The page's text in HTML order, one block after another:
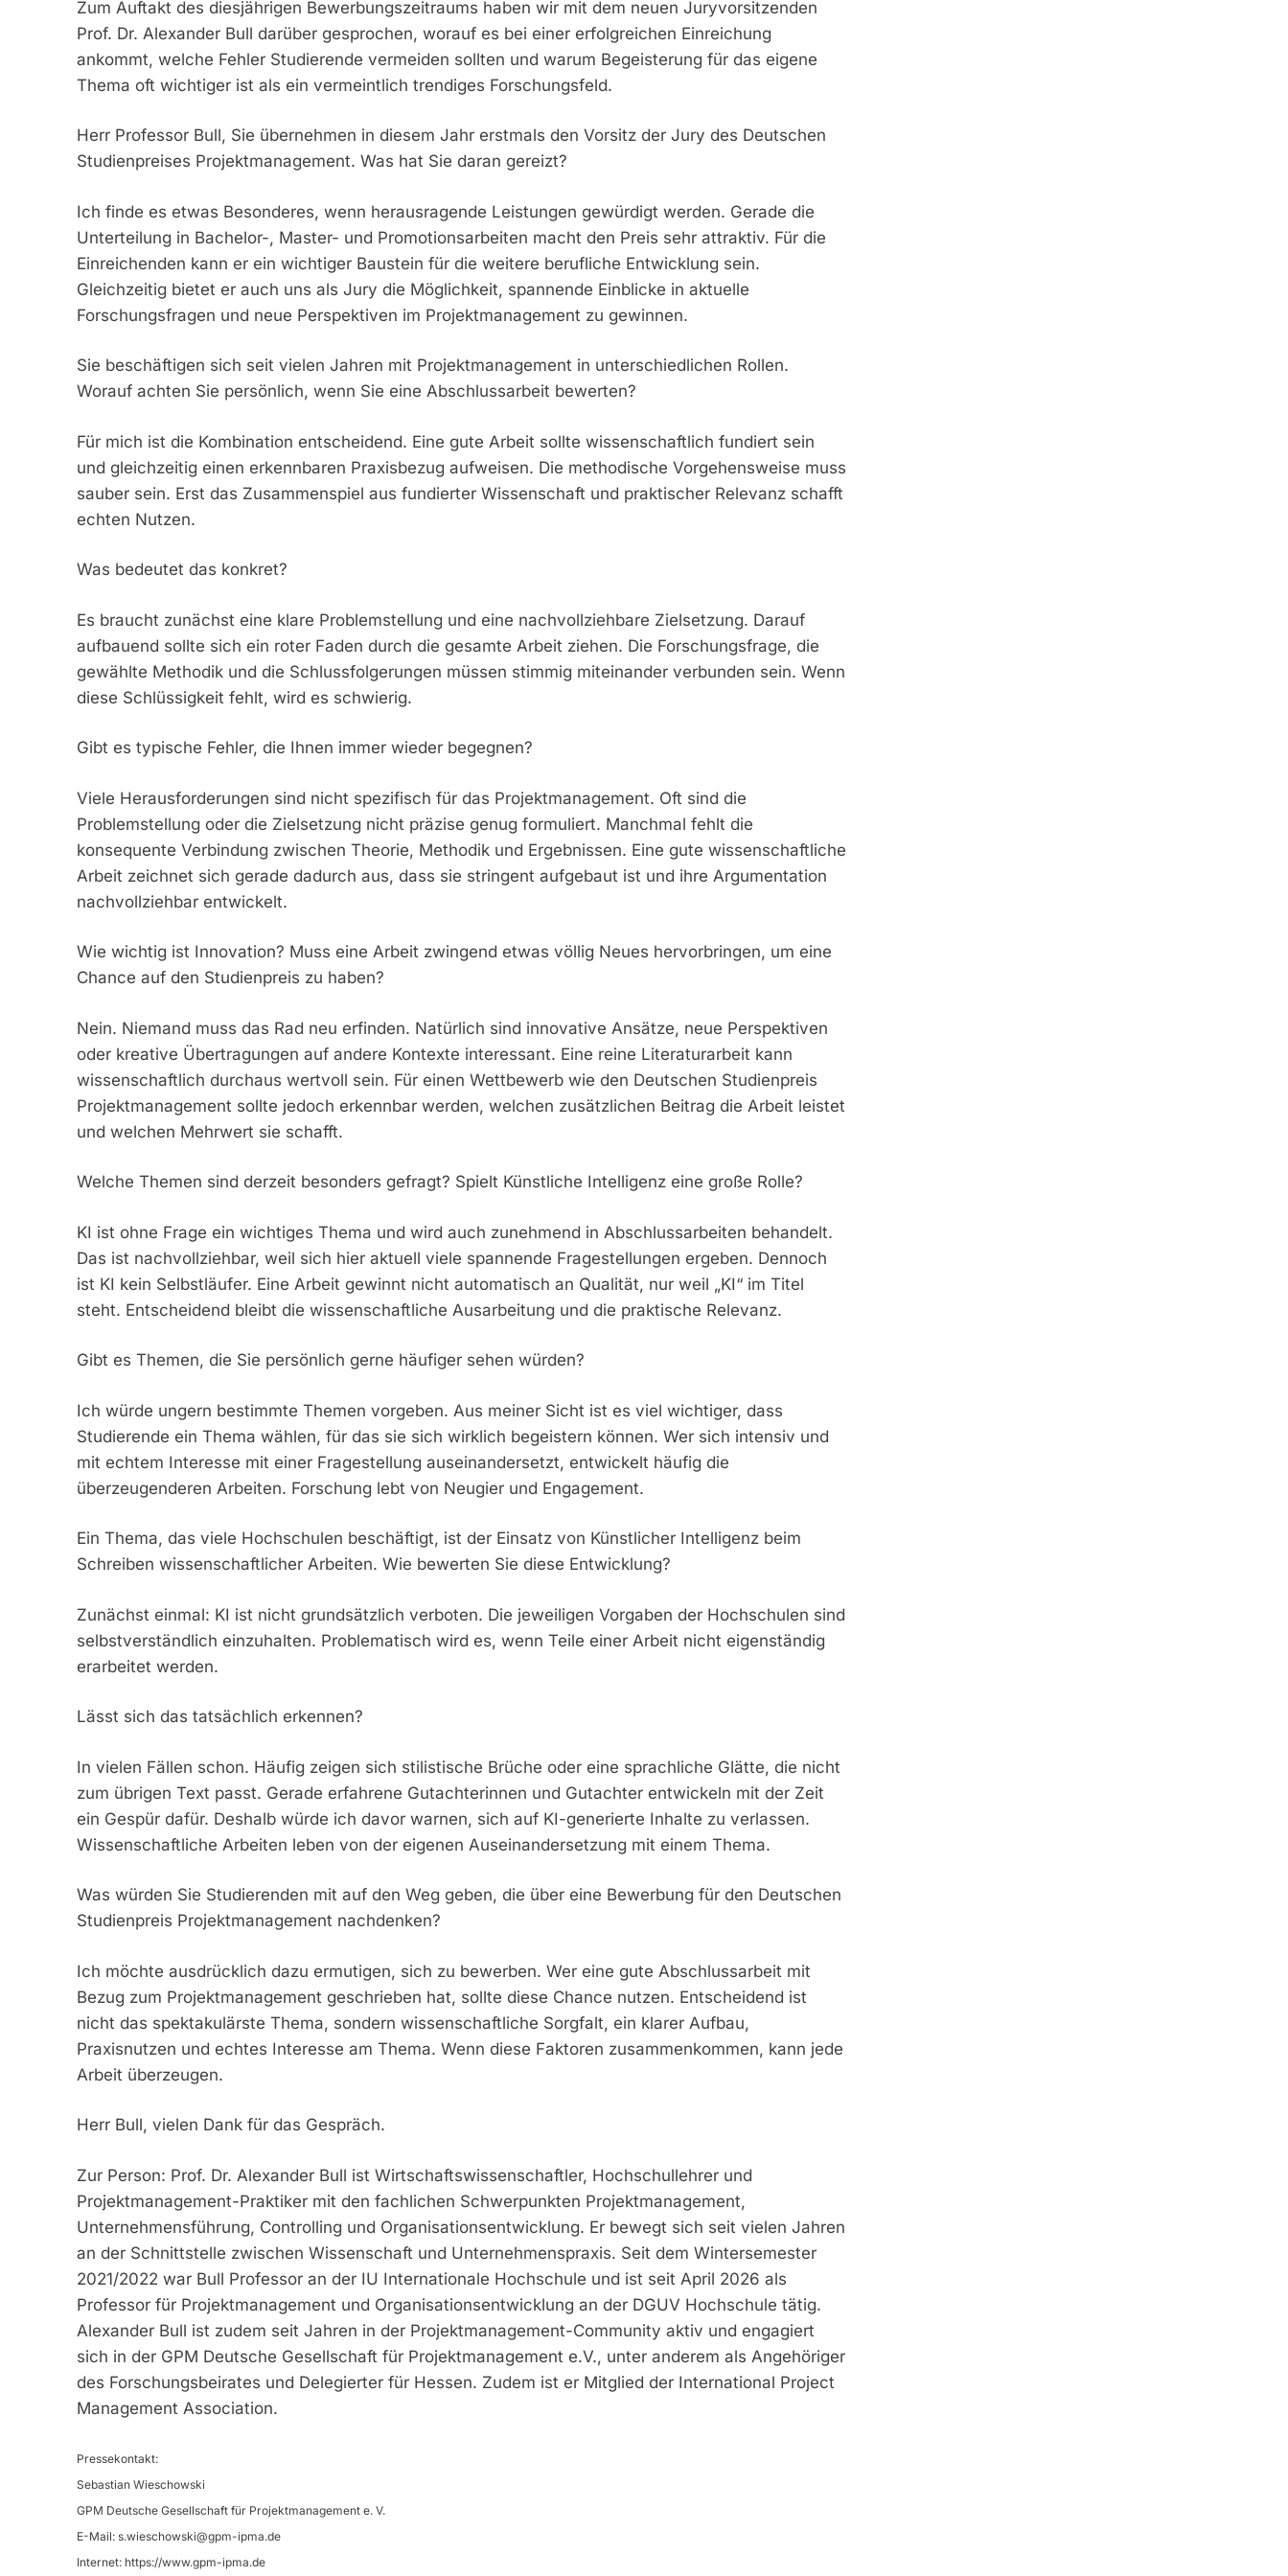
Zum Auftakt des diesjährigen Bewerbungszeitraums haben wir mit dem neuen Juryvorsitzenden
Prof. Dr. Alexander Bull darüber gesprochen, worauf es bei einer erfolgreichen Einreichung
ankommt, welche Fehler Studierende vermeiden sollten und warum Begeisterung für das eigene
Thema oft wichtiger ist als ein vermeintlich trendiges Forschungsfeld.
Herr Professor Bull, Sie übernehmen in diesem Jahr erstmals den Vorsitz der Jury des Deutschen
Studienpreises Projektmanagement. Was hat Sie daran gereizt?
Ich finde es etwas Besonderes, wenn herausragende Leistungen gewürdigt werden. Gerade die
Unterteilung in Bachelor-, Master- und Promotionsarbeiten macht den Preis sehr attraktiv. Für die
Einreichenden kann er ein wichtiger Baustein für die weitere berufliche Entwicklung sein.
Gleichzeitig bietet er auch uns als Jury die Möglichkeit, spannende Einblicke in aktuelle
Forschungsfragen und neue Perspektiven im Projektmanagement zu gewinnen.
Sie beschäftigen sich seit vielen Jahren mit Projektmanagement in unterschiedlichen Rollen.
Worauf achten Sie persönlich, wenn Sie eine Abschlussarbeit bewerten?
Für mich ist die Kombination entscheidend. Eine gute Arbeit sollte wissenschaftlich fundiert sein
und gleichzeitig einen erkennbaren Praxisbezug aufweisen. Die methodische Vorgehensweise muss
sauber sein. Erst das Zusammenspiel aus fundierter Wissenschaft und praktischer Relevanz schafft
echten Nutzen.
Was bedeutet das konkret?
Es braucht zunächst eine klare Problemstellung und eine nachvollziehbare Zielsetzung. Darauf
aufbauend sollte sich ein roter Faden durch die gesamte Arbeit ziehen. Die Forschungsfrage, die
gewählte Methodik und die Schlussfolgerungen müssen stimmig miteinander verbunden sein. Wenn
diese Schlüssigkeit fehlt, wird es schwierig.
Gibt es typische Fehler, die Ihnen immer wieder begegnen?
Viele Herausforderungen sind nicht spezifisch für das Projektmanagement. Oft sind die
Problemstellung oder die Zielsetzung nicht präzise genug formuliert. Manchmal fehlt die
konsequente Verbindung zwischen Theorie, Methodik und Ergebnissen. Eine gute wissenschaftliche
Arbeit zeichnet sich gerade dadurch aus, dass sie stringent aufgebaut ist und ihre Argumentation
nachvollziehbar entwickelt.
Wie wichtig ist Innovation? Muss eine Arbeit zwingend etwas völlig Neues hervorbringen, um eine
Chance auf den Studienpreis zu haben?
Nein. Niemand muss das Rad neu erfinden. Natürlich sind innovative Ansätze, neue Perspektiven
oder kreative Übertragungen auf andere Kontexte interessant. Eine reine Literaturarbeit kann
wissenschaftlich durchaus wertvoll sein. Für einen Wettbewerb wie den Deutschen Studienpreis
Projektmanagement sollte jedoch erkennbar werden, welchen zusätzlichen Beitrag die Arbeit leistet
und welchen Mehrwert sie schafft.
Welche Themen sind derzeit besonders gefragt? Spielt Künstliche Intelligenz eine große Rolle?
KI ist ohne Frage ein wichtiges Thema und wird auch zunehmend in Abschlussarbeiten behandelt.
Das ist nachvollziehbar, weil sich hier aktuell viele spannende Fragestellungen ergeben. Dennoch
ist KI kein Selbstläufer. Eine Arbeit gewinnt nicht automatisch an Qualität, nur weil „KI“ im Titel
steht. Entscheidend bleibt die wissenschaftliche Ausarbeitung und die praktische Relevanz.
Gibt es Themen, die Sie persönlich gerne häufiger sehen würden?
Ich würde ungern bestimmte Themen vorgeben. Aus meiner Sicht ist es viel wichtiger, dass
Studierende ein Thema wählen, für das sie sich wirklich begeistern können. Wer sich intensiv und
mit echtem Interesse mit einer Fragestellung auseinandersetzt, entwickelt häufig die
überzeugenderen Arbeiten. Forschung lebt von Neugier und Engagement.
Ein Thema, das viele Hochschulen beschäftigt, ist der Einsatz von Künstlicher Intelligenz beim
Schreiben wissenschaftlicher Arbeiten. Wie bewerten Sie diese Entwicklung?
Zunächst einmal: KI ist nicht grundsätzlich verboten. Die jeweiligen Vorgaben der Hochschulen sind
selbstverständlich einzuhalten. Problematisch wird es, wenn Teile einer Arbeit nicht eigenständig
erarbeitet werden.
Lässt sich das tatsächlich erkennen?
In vielen Fällen schon. Häufig zeigen sich stilistische Brüche oder eine sprachliche Glätte, die nicht
zum übrigen Text passt. Gerade erfahrene Gutachterinnen und Gutachter entwickeln mit der Zeit
ein Gespür dafür. Deshalb würde ich davor warnen, sich auf KI-generierte Inhalte zu verlassen.
Wissenschaftliche Arbeiten leben von der eigenen Auseinandersetzung mit einem Thema.
Was würden Sie Studierenden mit auf den Weg geben, die über eine Bewerbung für den Deutschen
Studienpreis Projektmanagement nachdenken?
Ich möchte ausdrücklich dazu ermutigen, sich zu bewerben. Wer eine gute Abschlussarbeit mit
Bezug zum Projektmanagement geschrieben hat, sollte diese Chance nutzen. Entscheidend ist
nicht das spektakulärste Thema, sondern wissenschaftliche Sorgfalt, ein klarer Aufbau,
Praxisnutzen und echtes Interesse am Thema. Wenn diese Faktoren zusammenkommen, kann jede
Arbeit überzeugen.
Herr Bull, vielen Dank für das Gespräch.
Zur Person: Prof. Dr. Alexander Bull ist Wirtschaftswissenschaftler, Hochschullehrer und
Projektmanagement-Praktiker mit den fachlichen Schwerpunkten Projektmanagement,
Unternehmensführung, Controlling und Organisationsentwicklung. Er bewegt sich seit vielen Jahren
an der Schnittstelle zwischen Wissenschaft und Unternehmenspraxis. Seit dem Wintersemester
2021/2022 war Bull Professor an der IU Internationale Hochschule und ist seit April 2026 als
Professor für Projektmanagement und Organisationsentwicklung an der DGUV Hochschule tätig.
Alexander Bull ist zudem seit Jahren in der Projektmanagement-Community aktiv und engagiert
sich in der GPM Deutsche Gesellschaft für Projektmanagement e.V., unter anderem als Angehöriger
des Forschungsbeirates und Delegierter für Hessen. Zudem ist er Mitglied der International Project
Management Association.
Pressekontakt:
Sebastian Wieschowski
GPM Deutsche Gesellschaft für Projektmanagement e. V.
E-Mail: s.wieschowski@gpm-ipma.de
Internet: https://www.gpm-ipma.de